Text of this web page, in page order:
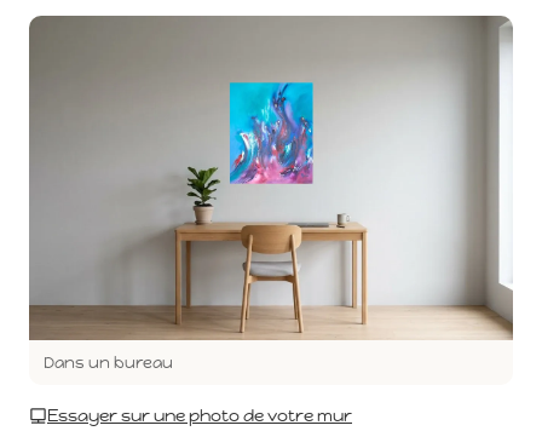
Dans un bureau
Essayer sur une photo de votre mur